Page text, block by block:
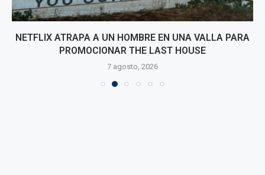
NETFLIX ATRAPA A UN HOMBRE EN UNA VALLA PARA
PROMOCIONAR THE LAST HOUSE
7 agosto, 2026